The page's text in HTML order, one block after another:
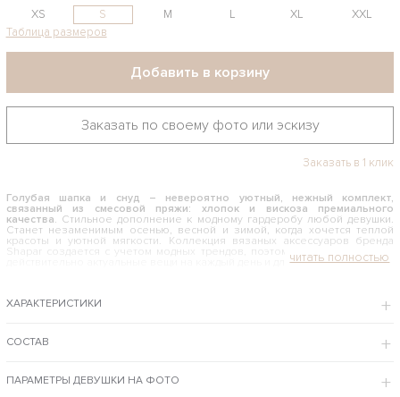
XS S M L XL
XXL
Таблица размеров
Добавить в корзину
Заказать по своему фото или эскизу
Заказать в 1 клик
Голубая шапка и снуд –
невероятно уютный, нежный комплект,
связанный из смесовой пряжи: хлопок и вискоза премиального
качества. Стильное дополнение к модному гардеробу любой девушки.
Станет незаменимым осенью, весной и зимой, когда хочется теплой
красоты и уютной мягкости. Коллекция вязаных аксессуаров бренда
Shapar создается с учетом модных трендов, поэтому здесь вы найдете
действительно актуальные вещи на каждый день и для особых случаев.
Нежный голубой оттенок освежит любой образ, придаст ему легкости
пальто и шубками, спортивными куртками и пуховиками. Подойдет
блондинкам, брюнеткам, шатенкам – женщинам любого возраста и
Фирменный интернет-магазин бренда вязаных вещей Shapar предлагает купить
ХАРАКТЕРИСТИКИ
СОСТАВ
ПАРАМЕТРЫ ДЕВУШКИ НА ФОТО